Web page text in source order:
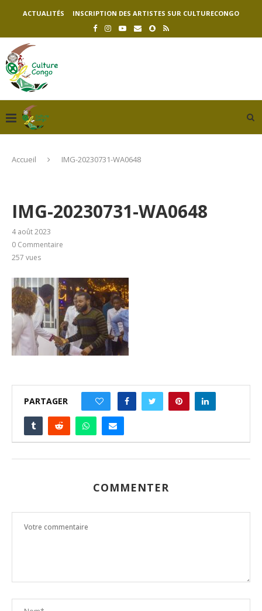
ACTUALITÉS INSCRIPTION DES ARTISTES SUR CULTURECONGO
Accueil IMG-20230731-WA0648
IMG-20230731-WA0648
4 août 2023
0 Commentaire
257 vues
PARTAGER
COMMENTER